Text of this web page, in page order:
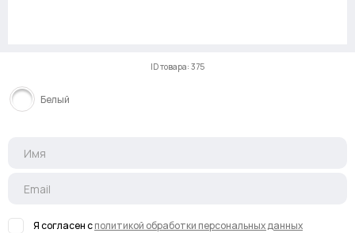
ID товара: 375
Белый
Я согласен сполитикой обработки персональных данных